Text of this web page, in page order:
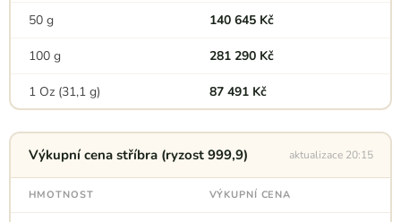
50 g 140 645 Kč
100 g 281 290 Kč
1 Oz (31,1 g) 87 491 Kč
Výkupní cena stříbra (ryzost 999,9) aktualizace 20:15
HMOTNOST VÝKUPNÍ CENA